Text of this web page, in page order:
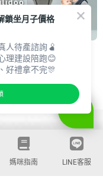
能嬰兒背巾​，免費開
！
品牌
媽咪指南 LINE客服
鎖坐月子價格
人待產諮詢🫄
理建設陪跑😊
好禮拿不完🎊